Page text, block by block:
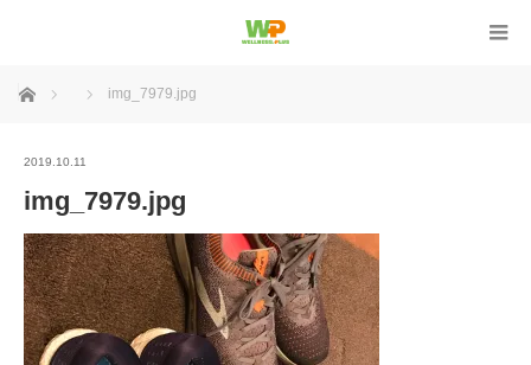
ホーム img_7979.jpg
2019.10.11
img_7979.jpg